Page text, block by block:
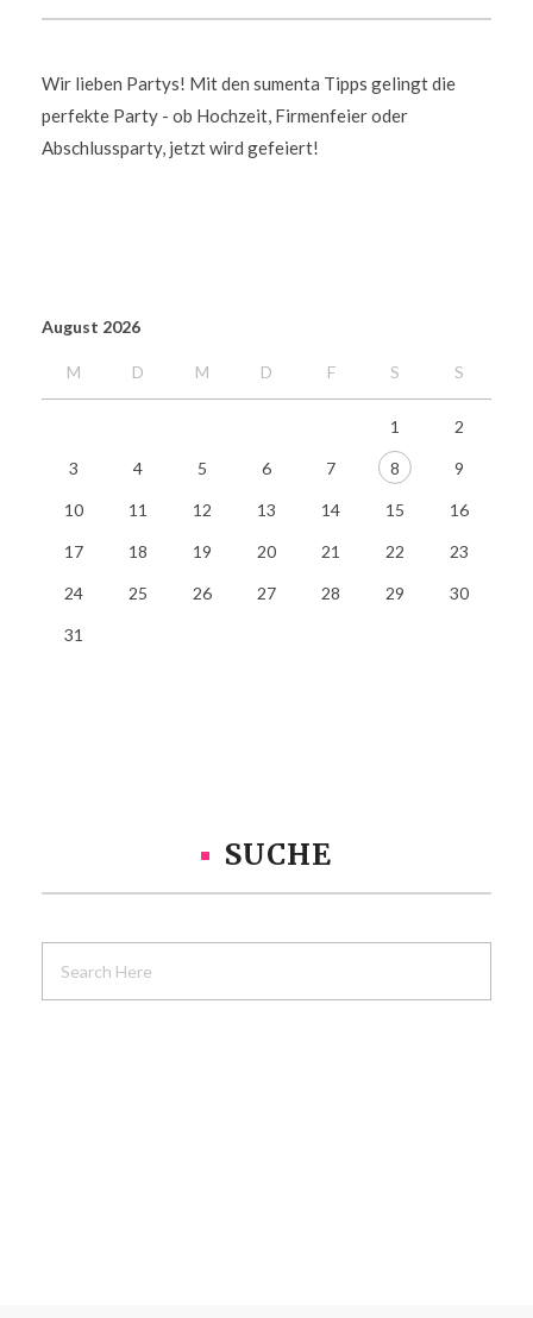
Wir lieben Partys! Mit den sumenta Tipps gelingt die
perfekte Party - ob Hochzeit, Firmenfeier oder
Abschlussparty, jetzt wird gefeiert!
August 2026
M D M D F S S
1 2
3 4 5 6 7 8 9
10 11 12 13 14 15 16
17 18 19 20 21 22 23
24 25 26 27 28 29 30
31
SUCHE